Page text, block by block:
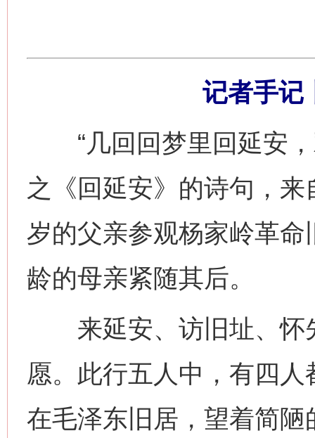
记者手记
“几回回梦里回延安，
之《回延安》的诗句，
岁的父亲参观杨家岭革
龄的母亲紧随其后。
来延安、访旧址、怀
愿。此行五人中，有四
在毛泽东旧居，望着简